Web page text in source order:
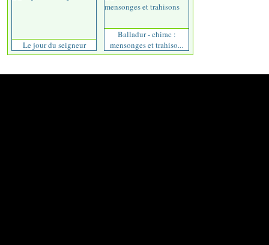
Le jour du seigneur
Balladur - chirac :
mensonges et trahiso...